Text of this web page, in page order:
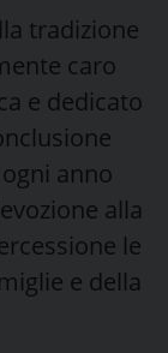
tradizione
caro
e dedicato
anno
alla
le
e della